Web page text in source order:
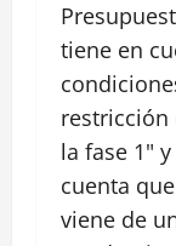
tiene en
restricción
la fase 1"
cuenta
viene de